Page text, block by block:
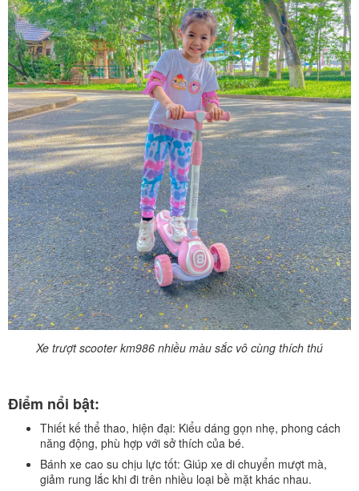
Xe trượt scooter km986 nhiều màu sắc vô cùng thích thú
Điểm nổi bật:
Thiết kế thể thao, hiện đại: Kiểu dáng gọn nhẹ, phong cách
năng động, phù hợp với sở thích của bé.
Bánh xe cao su chịu lực tốt: Giúp xe di chuyển mượt mà,
giảm rung lắc khi đi trên nhiều loại bề mặt khác nhau.